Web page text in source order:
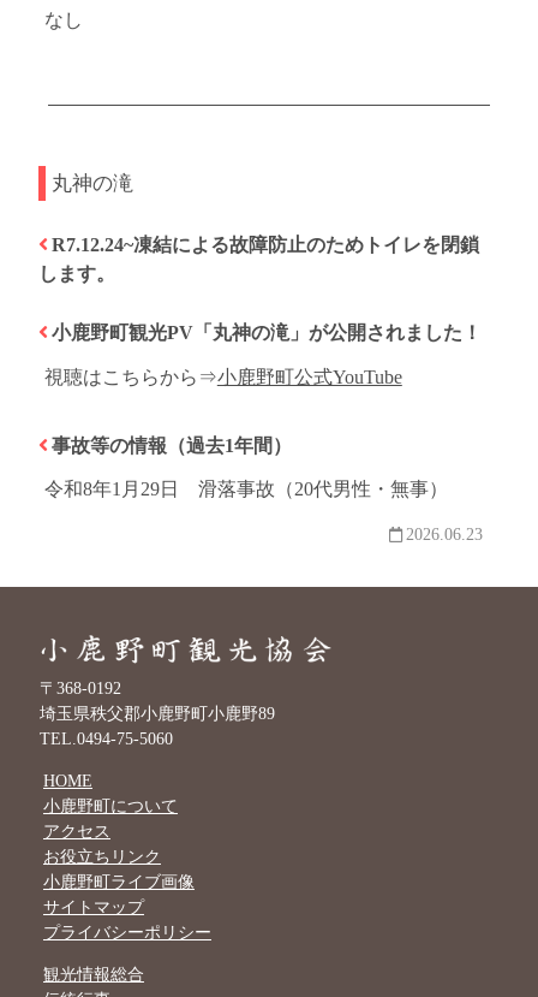
なし
丸神の滝
R7.12.24~凍結による故障防止のためトイレを閉鎖
します。
小鹿野町観光PV「丸神の滝」が公開されました！
視聴はこちらから⇒小鹿野町公式YouTube
事故等の情報（過去1年間）
令和8年1月29日 滑落事故（20代男性・無事）
2026.06.23
〒368-0192
埼玉県秩父郡小鹿野町小鹿野89
TEL.0494-75-5060
HOME
小鹿野町について
アクセス
お役立ちリンク
小鹿野町ライブ画像
サイトマップ
プライバシーポリシー
観光情報総合